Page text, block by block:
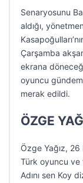
Senaryosunu
aldığı,
Çarşamba
ekrana
oyuncu
merak edildi.
ÖZGE
Özge Yağız,
Türk oyuncu ve
Adını sen Koy